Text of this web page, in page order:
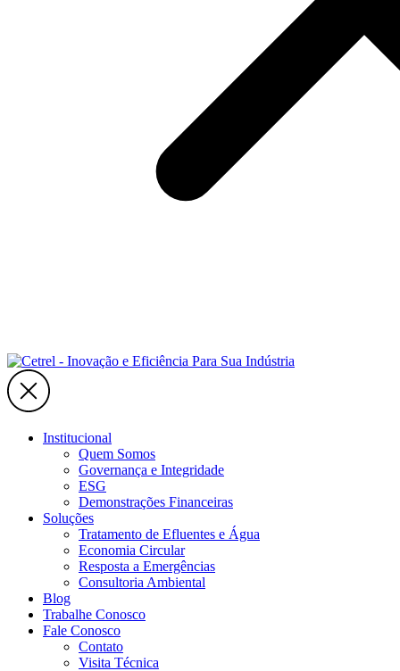
Institucional
Quem Somos
Governança e Integridade
ESG
Demonstrações Financeiras
Soluções
Tratamento de Efluentes e Água
Economia Circular
Resposta a Emergências
Consultoria Ambiental
Blog
Trabalhe Conosco
Fale Conosco
Contato
Visita Técnica